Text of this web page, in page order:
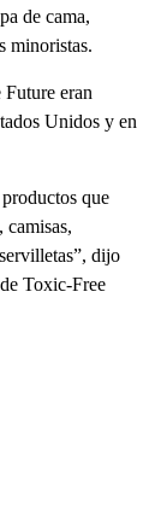
de cama,
minoristas.
eran
Unidos y en
que
camisas,
dijo
Toxic-Free